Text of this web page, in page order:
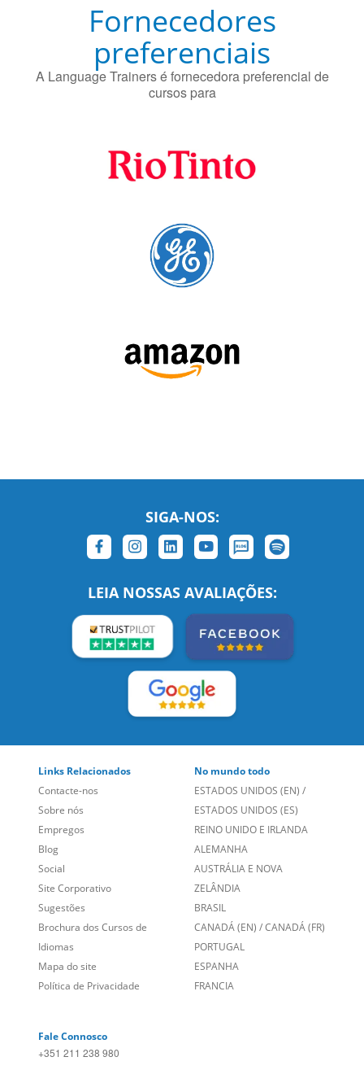
Fornecedores
preferenciais
A Language Trainers é fornecedora preferencial de
cursos para
SIGA-NOS:
LEIA NOSSAS AVALIAÇÕES:
Links Relacionados
Contacte-nos
Sobre nós
Empregos
Blog
Social
Site Corporativo
Sugestões
Brochura dos Cursos de
Idiomas
Mapa do site
Política de Privacidade
No mundo todo
ESTADOS UNIDOS (EN) /
ESTADOS UNIDOS (ES)
REINO UNIDO E IRLANDA
ALEMANHA
AUSTRÁLIA E NOVA
ZELÂNDIA
BRASIL
CANADÁ (EN) /CANADÁ (FR)
PORTUGAL
ESPANHA
FRANCIA
Fale Connosco
+351 211 238 980